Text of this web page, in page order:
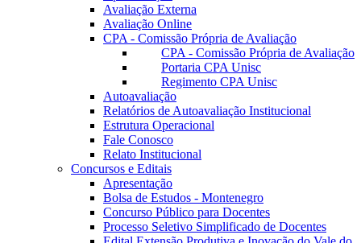
Avaliação Externa
Avaliação Online
CPA - Comissão Própria de Avaliação
CPA - Comissão Própria de Avaliação
Portaria CPA Unisc
Regimento CPA Unisc
Autoavaliação
Relatórios de Autoavaliação Institucional
Estrutura Operacional
Fale Conosco
Relato Institucional
Concursos e Editais
Apresentação
Bolsa de Estudos - Montenegro
Concurso Público para Docentes
Processo Seletivo Simplificado de Docentes